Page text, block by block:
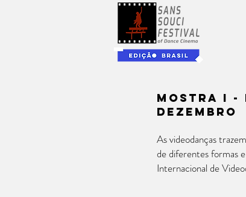
mostra I -
dezembro
As videodanças
de diferentes formas
Internacional de